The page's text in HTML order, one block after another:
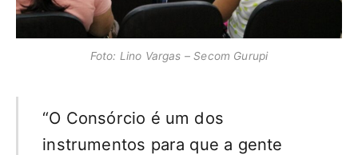
Foto: Lino Vargas – Secom Gurupi
“O Consórcio é um dos
instrumentos para que a gente